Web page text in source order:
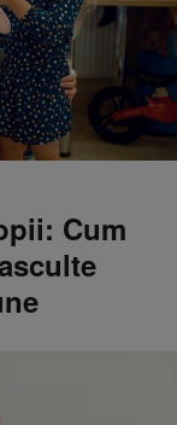
Cum